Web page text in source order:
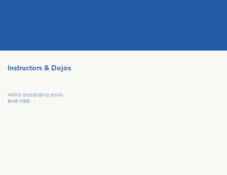
Instructors & Dojos
아이키도 안산도장 (경기도 안산시)
윤낙준 도장장